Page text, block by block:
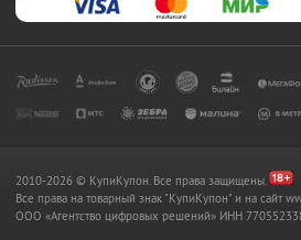
2010-2026 © КупиКупон. Все права защищены.
Все права на товарный знак "КупиКупон" и на сайт
OOO «Агентство цифровых решений» ИНН